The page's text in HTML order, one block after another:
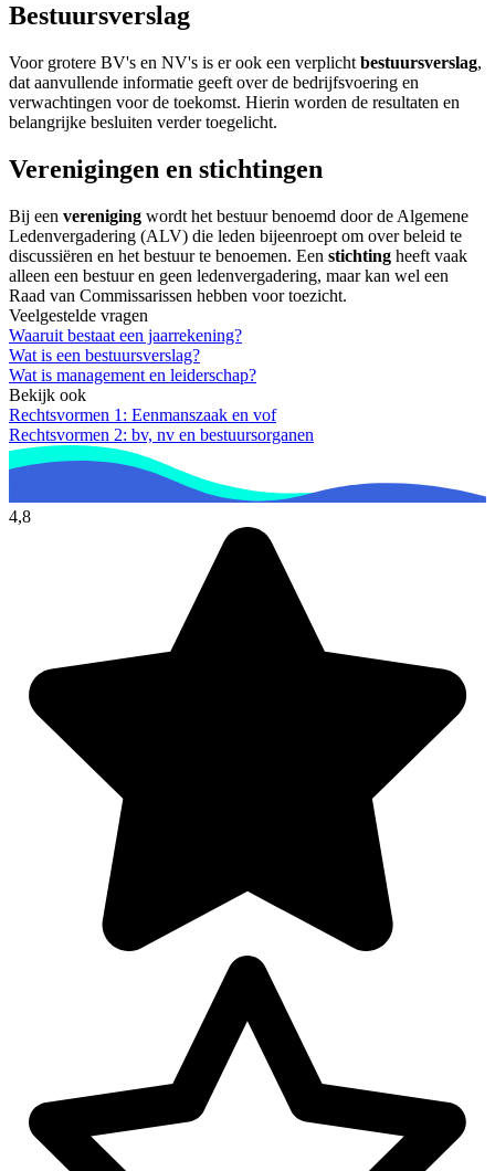
Bestuursverslag
Voor grotere BV's en NV's is er ook een verplicht bestuursverslag,
dat aanvullende informatie geeft over de bedrijfsvoering en
verwachtingen voor de toekomst. Hierin worden de resultaten en
belangrijke besluiten verder toegelicht.
Verenigingen en stichtingen
Bij een vereniging wordt het bestuur benoemd door de Algemene
Ledenvergadering (ALV) die leden bijeenroept om over beleid te
discussiëren en het bestuur te benoemen. Een stichting heeft vaak
alleen een bestuur en geen ledenvergadering, maar kan wel een
Raad van Commissarissen hebben voor toezicht.
Veelgestelde vragen
Waaruit bestaat een jaarrekening?
Wat is een bestuursverslag?
Wat is management en leiderschap?
Bekijk ook
Rechtsvormen 1: Eenmanszaak en vof
Rechtsvormen 2: bv, nv en bestuursorganen
4,8